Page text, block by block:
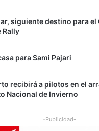
siguiente destino para el
Rally
para Sami Pajari
recibirá a pilotos en el
Nacional de Invierno
-Publicidad-